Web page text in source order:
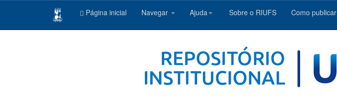
Página inicial Navegar Ajuda Sobre o RIUFS Como publicar